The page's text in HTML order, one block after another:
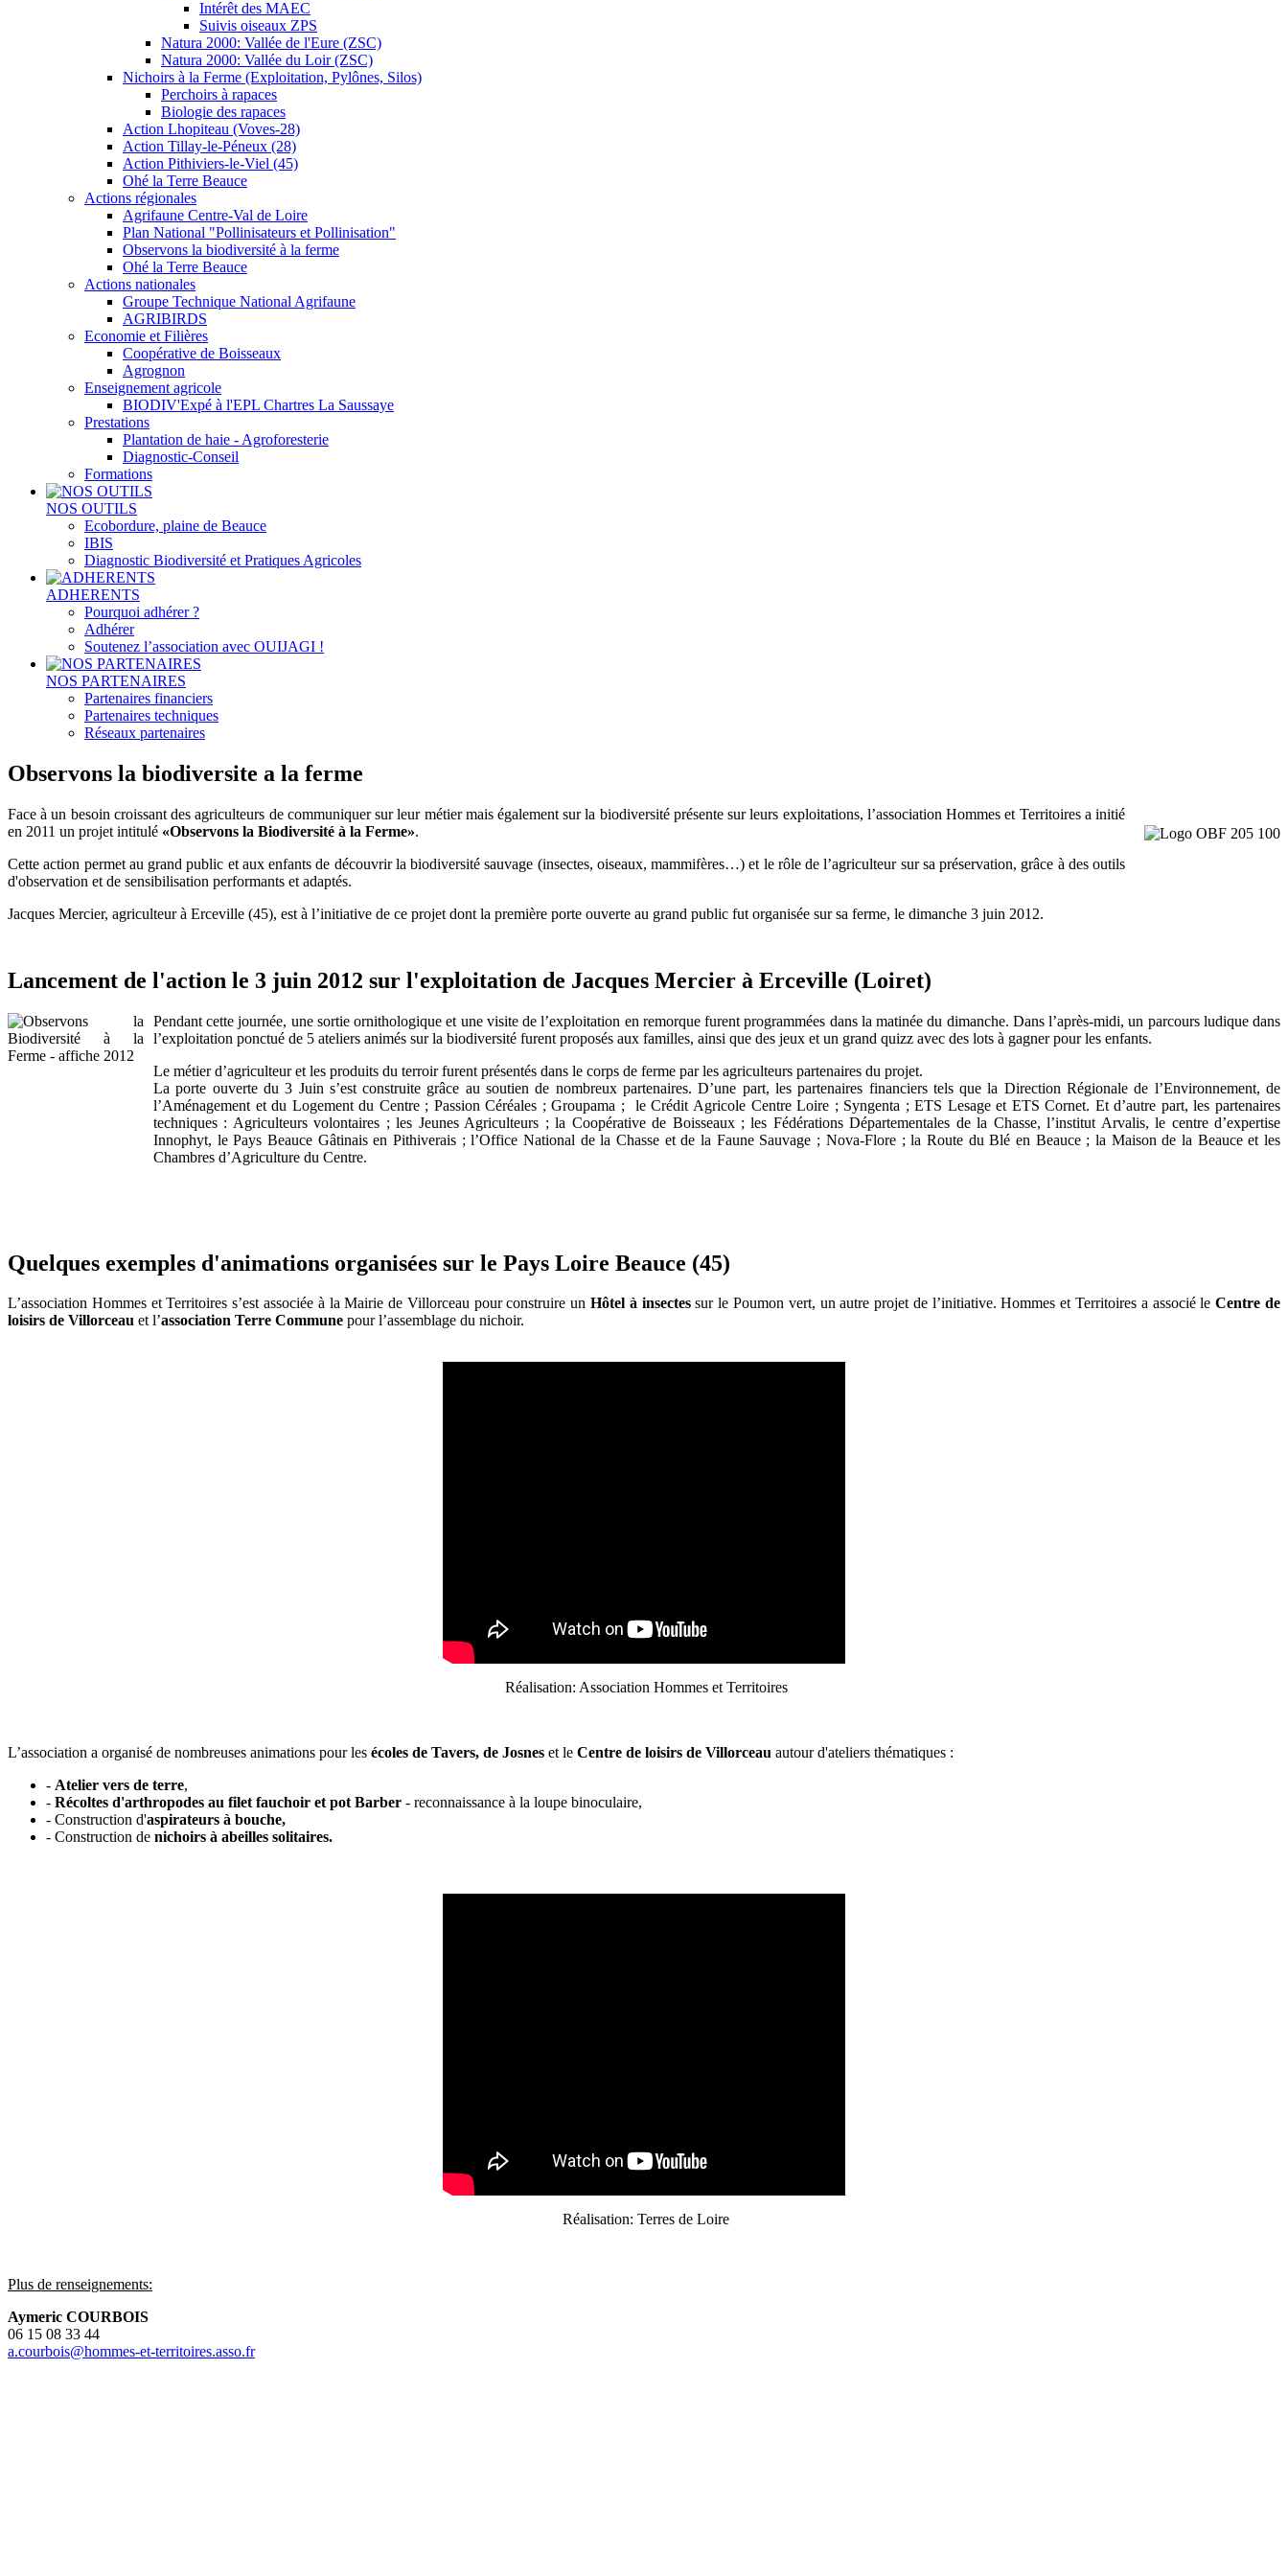
Intérêt des MAEC
Suivis oiseaux ZPS
Natura 2000: Vallée de l'Eure (ZSC)
Natura 2000: Vallée du Loir (ZSC)
Nichoirs à la Ferme (Exploitation, Pylônes, Silos)
Perchoirs à rapaces
Biologie des rapaces
Action Lhopiteau (Voves-28)
Action Tillay-le-Péneux (28)
Action Pithiviers-le-Viel (45)
Ohé la Terre Beauce
Actions régionales
Agrifaune Centre-Val de Loire
Plan National "Pollinisateurs et Pollinisation"
Observons la biodiversité à la ferme
Ohé la Terre Beauce
Actions nationales
Groupe Technique National Agrifaune
AGRIBIRDS
Economie et Filières
Coopérative de Boisseaux
Agrognon
Enseignement agricole
BIODIV'Expé à l'EPL Chartres La Saussaye
Prestations
Plantation de haie - Agroforesterie
Diagnostic-Conseil
Formations
NOS OUTILS
Ecobordure, plaine de Beauce
IBIS
Diagnostic Biodiversité et Pratiques Agricoles
ADHERENTS
Pourquoi adhérer ?
Adhérer
Soutenez l’association avec OUIJAGI !
NOS PARTENAIRES
Partenaires financiers
Partenaires techniques
Réseaux partenaires
Observons la biodiversite a la ferme
Face à un besoin croissant des agriculteurs de communiquer sur leur métier mais également sur la biodiversité présente sur leurs exploitations, l’association Hommes et Territoires a initié
en 2011 un projet intitulé «Observons la Biodiversité à la Ferme».
Cette action permet au grand public et aux enfants de découvrir la biodiversité sauvage (insectes, oiseaux, mammifères…) et le rôle de l’agriculteur sur sa préservation, grâce à des outils
d'observation et de sensibilisation performants et adaptés.
Jacques Mercier, agriculteur à Erceville (45), est à l’initiative de ce projet dont la première porte ouverte au grand public fut organisée sur sa ferme, le dimanche 3 juin 2012.
Lancement de l'action le 3 juin 2012 sur l'exploitation de Jacques Mercier à Erceville (Loiret)
Pendant cette journée, une sortie ornithologique et une visite de l’exploitation en remorque furent programmées dans la matinée du dimanche. Dans l’après-midi, un parcours ludique dans
l’exploitation ponctué de 5 ateliers animés sur la biodiversité furent proposés aux familles, ainsi que des jeux et un grand quizz avec des lots à gagner pour les enfants.
Le métier d’agriculteur et les produits du terroir furent présentés dans le corps de ferme par les agriculteurs partenaires du projet.
La porte ouverte du 3 Juin s’est construite grâce au soutien de nombreux partenaires. D’une part, les partenaires financiers tels que la Direction Régionale de l’Environnement, de
l’Aménagement et du Logement du Centre ; Passion Céréales ; Groupama ; le Crédit Agricole Centre Loire ; Syngenta ; ETS Lesage et ETS Cornet. Et d’autre part, les partenaires
techniques : Agriculteurs volontaires ; les Jeunes Agriculteurs ; la Coopérative de Boisseaux ; les Fédérations Départementales de la Chasse, l’institut Arvalis, le centre d’expertise
Innophyt, le Pays Beauce Gâtinais en Pithiverais ; l’Office National de la Chasse et de la Faune Sauvage ; Nova-Flore ; la Route du Blé en Beauce ; la Maison de la Beauce et les
Chambres d’Agriculture du Centre.
Quelques exemples d'animations organisées sur le Pays Loire Beauce (45)
L’association Hommes et Territoires s’est associée à la Mairie de Villorceau pour construire unHôtel à insectessur le Poumon vert, un autre projet de l’initiative. Hommes et Territoires a associé leCentre de
loisirs de Villorceau et l’association Terre Commune pour l’assemblage du nichoir.
Réalisation: Association Hommes et Territoires
L’association a organisé de nombreuses animations pour les écoles de Tavers, de Josnes et le Centre de loisirs de Villorceau autour d'ateliers thématiques :
- Atelier vers de terre,
- Récoltes d'arthropodes au filet fauchoir et pot Barber - reconnaissance à la loupe binoculaire,
- Construction d'aspirateurs à bouche,
- Construction de nichoirs à abeilles solitaires.
Réalisation: Terres de Loire
Plus de renseignements:
Aymeric COURBOIS
06 15 08 33 44
a.courbois@hommes-et-territoires.asso.fr